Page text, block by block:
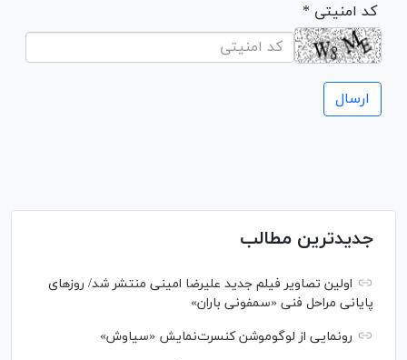
* کد امنیتی
جدیدترین مطالب
اولین تصاویر فیلم جدید علیرضا امینی منتشر شد/ روز‌های
پایانی مراحل فنی «سمفونی باران»
رونمایی از لوگوموشن کنسرت‌نمایش «سیاوش»